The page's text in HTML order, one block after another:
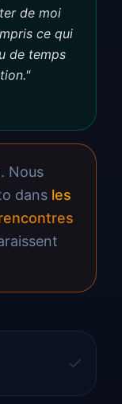
de moi
ce qui
de temps
Nous
dans les